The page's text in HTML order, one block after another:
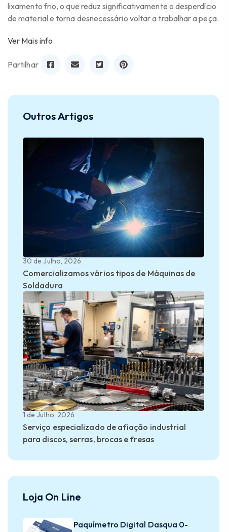
lixamento frio, o que reduz significativamente o desperdício
de material e torna desnecessário voltar a trabalhar a peça.
Ver Mais info
Partilhar
Outros Artigos
30 de Julho, 2026
Comercializamos vários tipos de Máquinas de
Soldadura
1 de Julho, 2026
Serviço especializado de afiação industrial
para discos, serras, brocas e fresas
Loja On Line
Paquímetro Digital Dasqua 0-